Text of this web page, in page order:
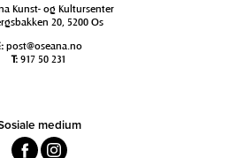
Kunst- og Kultursenter
20, 5200 Os
post@oseana.no
T: 917 50 231
medium